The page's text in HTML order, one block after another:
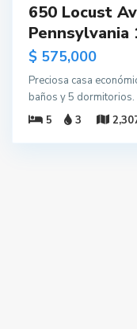
650 Locust
Pennsylvania
$ 575,000
Preciosa casa
baños y 5 dormitorios.
5
3